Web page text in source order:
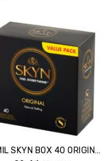
UNIMIL SKYN BOX 40 ORIGINAL